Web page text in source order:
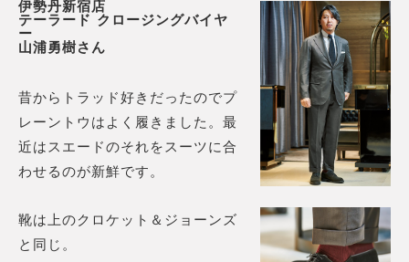
伊勢丹新宿店
テーラード クロージングバイヤ
ー
山浦勇樹さん
昔からトラッド好きだったのでプ
レーントウはよく履きました。最
近はスエードのそれをスーツに合
わせるのが新鮮です。
靴は上のクロケット＆ジョーンズ
と同じ。